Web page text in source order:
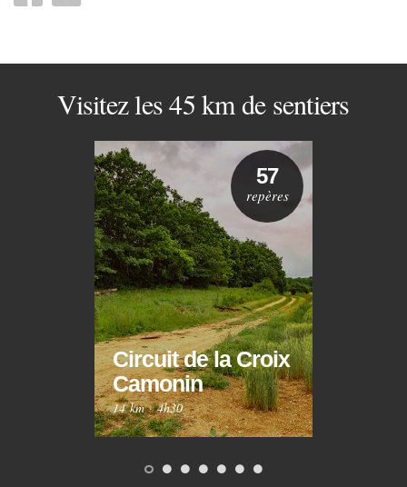
Visitez les 45 km de sentiers
Circuit de la Croix
Camonin
14 km·4h30
57
repères